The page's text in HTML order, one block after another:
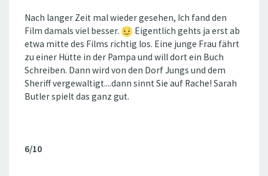
Nach langer Zeit mal wieder gesehen, Ich fand den
Film damals viel besser.
Eigentlich gehts ja erst ab
etwa mitte des Films richtig los. Eine junge Frau fährt
zu einer Hütte in der Pampa und will dort ein Buch
Schreiben. Dann wird von den Dorf Jungs und dem
Sheriff vergewaltigt....dann sinnt Sie auf Rache! Sarah
Butler spielt das ganz gut.
6/10